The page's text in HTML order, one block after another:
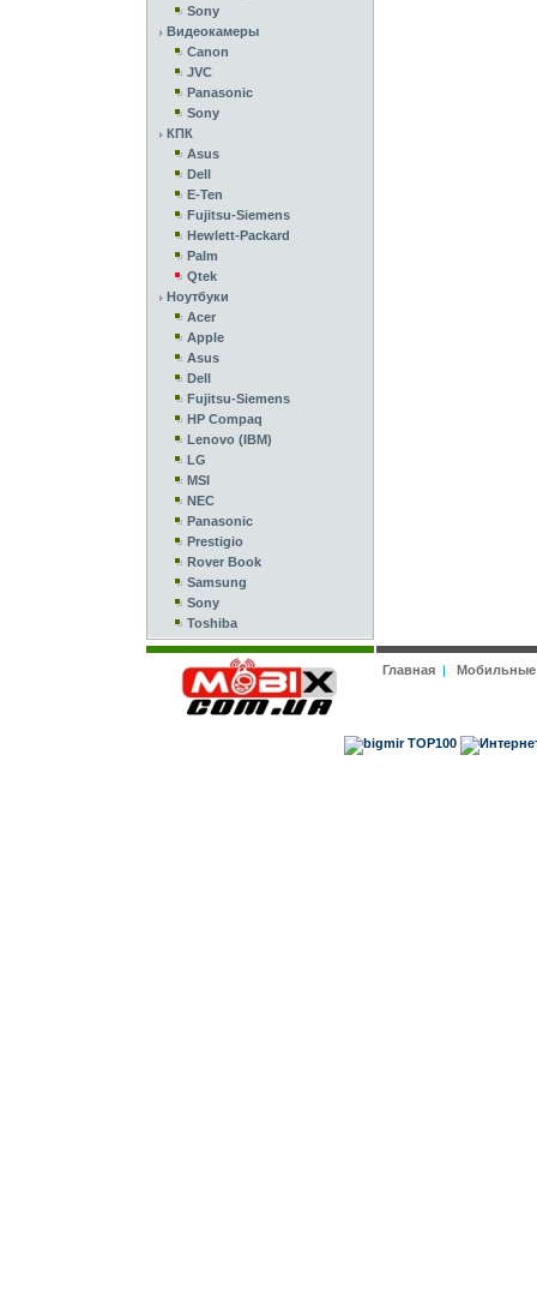
Sony
Видеокамеры
Canon
JVC
Panasonic
Sony
КПК
Asus
Dell
E-Ten
Fujitsu-Siemens
Hewlett-Packard
Palm
Qtek
Ноутбуки
Acer
Apple
Asus
Dell
Fujitsu-Siemens
HP Compaq
Lenovo (IBM)
LG
MSI
NEC
Panasonic
Prestigio
Rover Book
Samsung
Sony
Toshiba
Главная|